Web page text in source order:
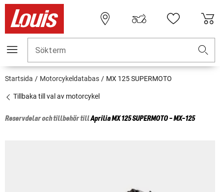
Sökterm
Startsida Motorcykeldatabas MX 125 SUPERMOTO
Tillbaka till val av motorcykel
Reservdelar och tillbehör tillApriliaMX 125 SUPERMOTO - MX-125